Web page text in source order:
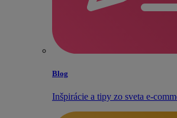
Blog
Inšpirácie a tipy zo sveta